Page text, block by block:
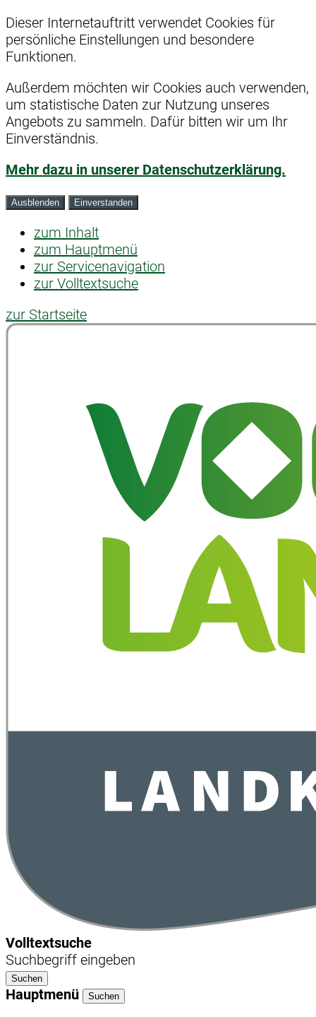
Dieser Internetauftritt verwendet Cookies für
persönliche Einstellungen und besondere
Funktionen.
Außerdem möchten wir Cookies auch verwenden,
um statistische Daten zur Nutzung unseres
Angebots zu sammeln. Dafür bitten wir um Ihr
Einverständnis.
Mehr dazu in unserer Datenschutzerklärung.
Ausblenden Einverstanden
zum Inhalt
zum Hauptmenü
zur Servicenavigation
zur Volltextsuche
zur Startseite
Volltextsuche
Suchbegriff eingeben
Suchen
Hauptmenü Suchen